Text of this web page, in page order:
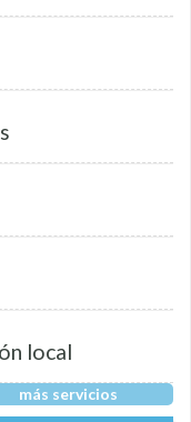
local
más servicios